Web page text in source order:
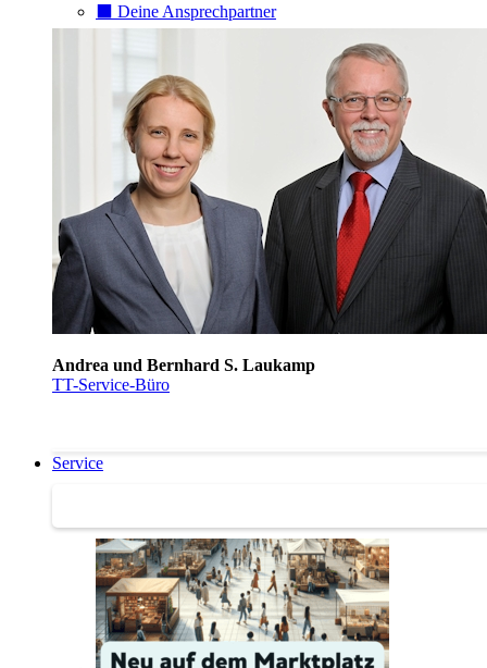
⬛️ Deine Ansprechpartner
Andrea und Bernhard S. Laukamp
TT-Service-Büro
Service